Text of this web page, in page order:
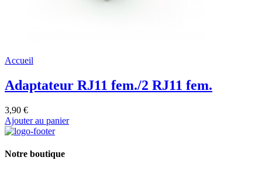
Accueil
Adaptateur RJ11 fem./2 RJ11 fem.
3,90 €
Ajouter au panier
Notre boutique